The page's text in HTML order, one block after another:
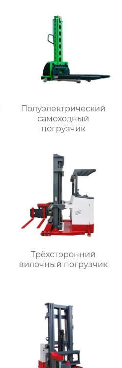
Полуэлектрический
самоходный
погрузчик
Трёхсторонний
вилочный погрузчик